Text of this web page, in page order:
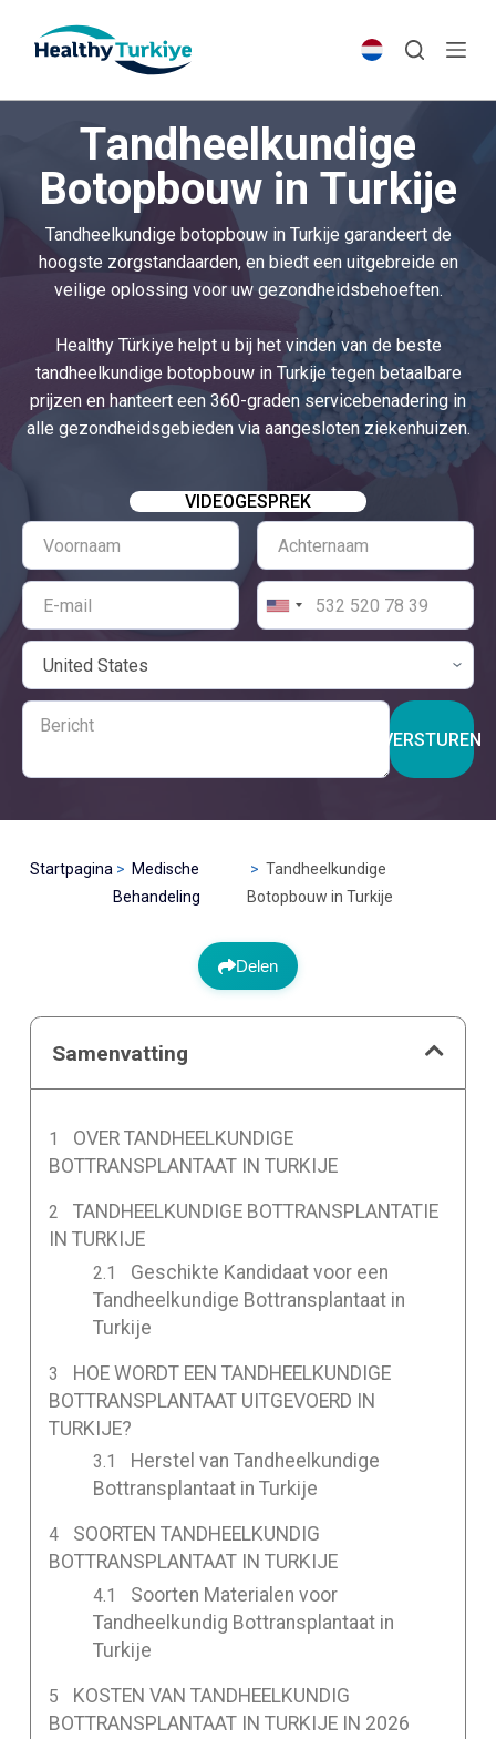
p
Tandheelkundige
Botopbouw in Turkije
Tandheelkundige botopbouw in Turkije garandeert de
hoogste zorgstandaarden, en biedt een uitgebreide en
veilige oplossing voor uw gezondheidsbehoeften.
Healthy Türkiye helpt u bij het vinden van de beste
tandheelkundige botopbouw in Turkije tegen betaalbare
prijzen en hanteert een 360-graden servicebenadering in
alle gezondheidsgebieden via aangesloten ziekenhuizen.
VIDEOGESPREK
VERSTUREN
Startpagina
Medische
Behandeling
Tandheelkundige
Botopbouw in Turkije
Delen
Samenvatting
OVER TANDHEELKUNDIGE
BOTTRANSPLANTAAT IN TURKIJE
TANDHEELKUNDIGE BOTTRANSPLANTATIE
IN TURKIJE
Geschikte Kandidaat voor een
Tandheelkundige Bottransplantaat in
Turkije
HOE WORDT EEN TANDHEELKUNDIGE
BOTTRANSPLANTAAT UITGEVOERD IN
TURKIJE?
Herstel van Tandheelkundige
Bottransplantaat in Turkije
SOORTEN TANDHEELKUNDIG
BOTTRANSPLANTAAT IN TURKIJE
Soorten Materialen voor
Tandheelkundig Bottransplantaat in
Turkije
KOSTEN VAN TANDHEELKUNDIG
BOTTRANSPLANTAAT IN TURKIJE IN 2026